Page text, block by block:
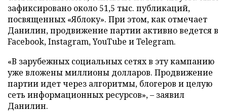
зафиксировано около 51,5 тыс. публикаций,
посвященных «Яблоку». При этом, как отмечает
Данилин, продвижение партии активно ведется в
Facebook, Instagram, YouTube и Telegram.
«В зарубежных социальных сетях в эту кампанию
уже вложены миллионы долларов. Продвижение
партии идет через алгоритмы, блогеров и целую
сеть информационных ресурсов», – заявил
Данилин.